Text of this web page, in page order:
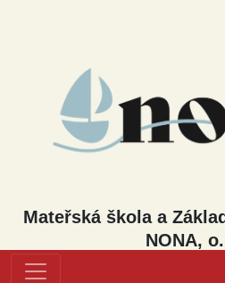
Mateřská škola a
NONA,